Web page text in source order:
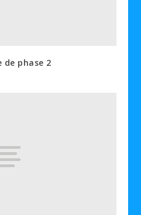
de phase 2